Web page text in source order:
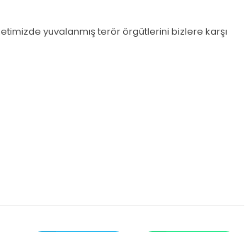
yuvalanmış terör örgütlerini bizlere karşı